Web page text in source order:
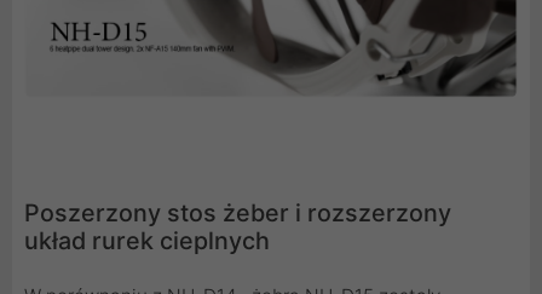
Poszerzony stos żeber i rozszerzony
układ rurek cieplnych